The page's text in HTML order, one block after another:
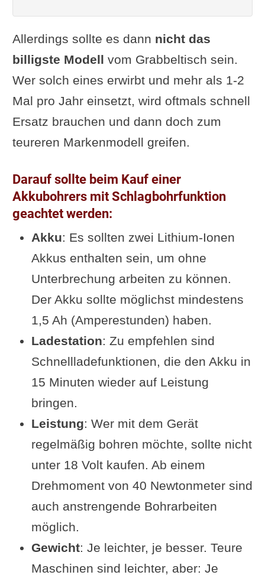
Allerdings sollte es dann nicht das
billigste Modell vom Grabbeltisch sein.
Wer solch eines erwirbt und mehr als 1-2
Mal pro Jahr einsetzt, wird oftmals schnell
Ersatz brauchen und dann doch zum
teureren Markenmodell greifen.
Darauf sollte beim Kauf einer
Akkubohrers mit Schlagbohrfunktion
geachtet werden:
Akku: Es sollten zwei Lithium-Ionen
Akkus enthalten sein, um ohne
Unterbrechung arbeiten zu können.
Der Akku sollte möglichst mindestens
1,5 Ah (Amperestunden) haben.
Ladestation: Zu empfehlen sind
Schnellladefunktionen, die den Akku in
15 Minuten wieder auf Leistung
bringen.
Leistung: Wer mit dem Gerät
regelmäßig bohren möchte, sollte nicht
unter 18 Volt kaufen. Ab einem
Drehmoment von 40 Newtonmeter sind
auch anstrengende Bohrarbeiten
möglich.
Gewicht: Je leichter, je besser. Teure
Maschinen sind leichter, aber: Je